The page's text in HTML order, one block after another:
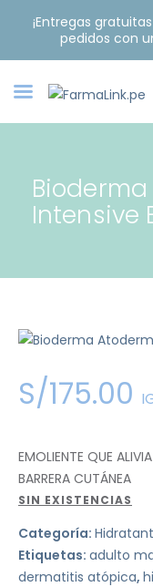
¡Entregas
pedidos con
Intensive
S/175.00
EMOLIENTE QUE
BARRERA CUTÁNEA
SIN EXISTENCIAS
Categoría:
Etiquetas: adulto
dermatitis atópica,